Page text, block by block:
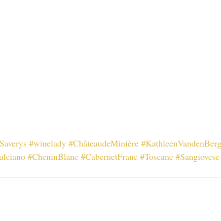
#winelady #ChâteaudeMinière
#CheninBlanc #CabernetFranc #Toscane #Sangiovese